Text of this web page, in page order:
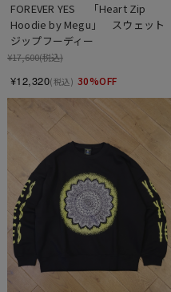
FOREVER YES 　「Heart Zip
Hoodie by Megu」　スウェット
ジップフーディー
¥17,600(税込)
¥12,320(税込) 30%OFF